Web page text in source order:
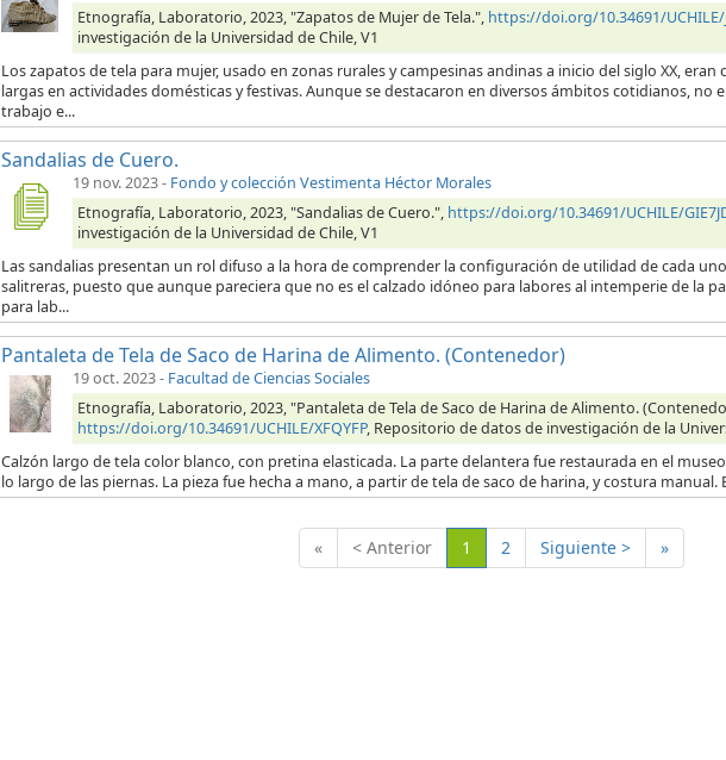
Etnografía, Laboratorio, 2023, "Zapatos de Mujer de Tela.", https://doi.org/10.34691/UCHILE/
investigación de la Universidad de Chile, V1
Los zapatos de tela para mujer, usado en zonas rurales y campesinas andinas a inicio del siglo XX,
largas en actividades domésticas y festivas. Aunque se destacaron en diversos ámbitos cotidianos, no
trabajo e...
Sandalias de Cuero.
19 nov. 2023- Fondo y colección Vestimenta Héctor Morales
Etnografía, Laboratorio, 2023, "Sandalias de Cuero.", https://doi.org/10.34691/UCHILE/
investigación de la Universidad de Chile, V1
Las sandalias presentan un rol difuso a la hora de comprender la configuración de utilidad de cada
salitreras, puesto que aunque pareciera que no es el calzado idóneo para labores al intemperie de la
para lab...
Pantaleta de Tela de Saco de Harina de Alimento. (Contenedor)
19 oct. 2023- Facultad de Ciencias Sociales
Etnografía, Laboratorio, 2023, "Pantaleta de Tela de Saco de Harina de Alimento.
https://doi.org/10.34691/UCHILE/XFQYFP, Repositorio de datos de investigación de la
Calzón largo de tela color blanco, con pretina elasticada. La parte delantera fue restaurada en el
lo largo de las piernas. La pieza fue hecha a mano, a partir de tela de saco de harina, y costura
« < Anterior 1 (Actual)
2 Siguiente > »